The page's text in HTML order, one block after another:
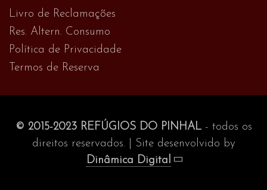
Livro de Reclamações
Res. Altern. Consumo
Política de Privacidade
Termos de Reserva
© 2015-2023 REFÚGIOS DO PINHAL- todos os
direitos reservados. | Site desenvolvido by
Dinâmica Digital